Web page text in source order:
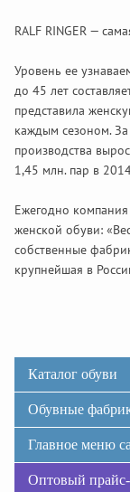
RALF RINGER —
Уровень ее
до 45 лет
представила
каждым сезоном.
производства
1,45 млн. пар в
Ежегодно
женской обуви:
собственные
крупнейшая в
Каталог обуви
Обувные
Главное меню
Оптовый